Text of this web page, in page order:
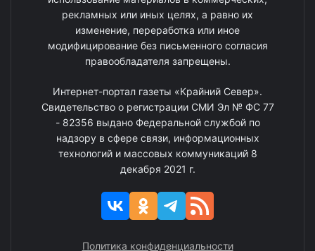
рекламных или иных целях, а равно их
изменение, переработка или иное
модифицирование без письменного согласия
правообладателя запрещены.
Интернет-портал газеты «Крайний Север».
Свидетельство о регистрации СМИ Эл № ФС 77
- 82356 выдано Федеральной службой по
надзору в сфере связи, информационных
технологий и массовых коммуникаций 8
декабря 2021 г.
Политика конфиденциальности